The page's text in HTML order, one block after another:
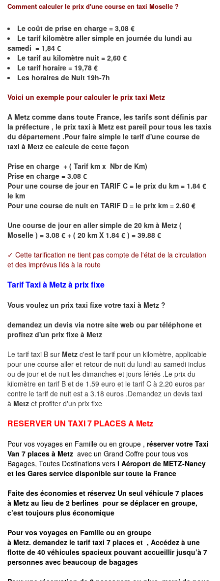
Comment calculer le prix d'une course en taxi Moselle ?
Le coût de prise en charge = 3,08 €
Le tarif kilomètre aller simple en journée du lundi au
samedi = 1,84 €
Le tarif au kilomètre nuit = 2,60 €
Le tarif horaire = 19,78 €
Les horaires de Nuit 19h-7h
Voici un exemple pour calculer le prix taxi Metz
A Metz comme dans toute France, les tarifs sont définis par
la préfecture , le prix taxi à Metz est pareil pour tous les taxis
du département .Pour faire simple le tarif d'une course de
taxi à Metz ce calcule de cette façon
Prise en charge + ( Tarif km x Nbr de Km)
Prise en charge = 3.08 €
Pour une course de jour en TARIF C = le prix du km = 1.84 €
le km
Pour une course de nuit en TARIF D = le prix km = 2.60 €
Une course de jour en aller simple de 20 km à Metz (
Moselle ) = 3.08 € + ( 20 km X 1.84 € ) = 39.88 €
✓ Cette tarification ne tient pas compte de l'état de la circulation
et des imprévus liés à la route
Tarif Taxi à Metz à prix fixe
Vous voulez un prix taxi fixe votre taxi à Metz ?
demandez un devis via notre site web ou par téléphone et
profitez d'un prix fixe à Metz
Le tarif taxi B sur Metz c'est le tarif pour un kilomètre, applicable
pour une course aller et retour de nuit du lundi au samedi inclus
ou de jour et de nuit les dimanches et jours fériés .Le prix du
kilomètre en tarif B et de 1.59 euro et le tarif C à 2.20 euros par
contre le tarif de nuit est a 3.18 euros .Demandez un devis taxi
à Metz et profiter d'un prix fixe
RESERVER UN TAXI 7 PLACES A Metz
Pour vos voyages en Famille ou en groupe , réserver votre Taxi
Van 7 places à Metz avec un Grand Coffre pour tous vos
Bagages, Toutes Destinations vers l Aéroport de METZ-Nancy
et les Gares service disponible sur toute la France
Faite des économies et réservez Un seul véhicule 7 places
à Metz au lieu de 2 berlines pour se déplacer en groupe,
c’est toujours plus économique
Pour vos voyages en Famille ou en groupe
à Metz. demandez le tarif taxi 7 places et , Accédez à une
flotte de 40 véhicules spacieux pouvant accueillir jusqu’à 7
personnes avec beaucoup de bagages